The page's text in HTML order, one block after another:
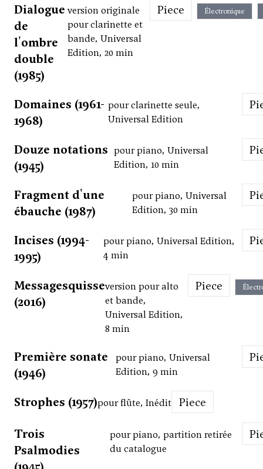
Dialogue
de
l'ombre
double
(1985)
version originale
pour clarinette et
bande, Universal
Edition, 20 min
Piece Électronique
Domaines (1961-
1968)
pour clarinette seule,
Universal Edition
Douze notations
(1945)
pour piano, Universal
Edition, 10 min
Fragment d'une
ébauche (1987)
pour piano, Universal
Edition, 30 min
Incises (1994-
1995)
pour piano, Universal Edition,
4 min
Messagesquisse
(2016)
version pour alto
et bande,
Universal Edition,
8 min
Piece
Première sonate
(1946)
pour piano, Universal
Edition, 9 min
Strophes (1957)pour flûte, Inédit Piece
Trois
Psalmodies
pour piano, partition retirée
du catalogue